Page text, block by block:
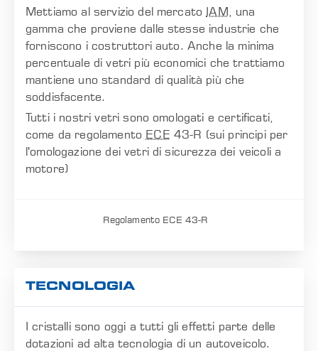
Mettiamo al servizio del mercato IAM, una
gamma che proviene dalle stesse industrie che
forniscono i costruttori auto. Anche la minima
percentuale di vetri più economici che trattiamo
mantiene uno standard di qualità più che
soddisfacente.
Tutti i nostri vetri sono omologati e certificati,
come da regolamento ECE 43-R (sui principi per
l'omologazione dei vetri di sicurezza dei veicoli a
motore)
Regolamento ECE 43-R
TECNOLOGIA
I cristalli sono oggi a tutti gli effetti parte delle
dotazioni ad alta tecnologia di un autoveicolo.